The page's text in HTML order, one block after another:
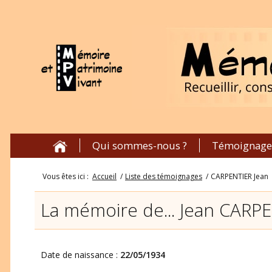
Qui sommes-nous ?
Vous êtes ici : Accueil / Liste des témoignages / CARPENTIER Jean
La mémoire de... Jean
Date de naissance : 22/05/1934